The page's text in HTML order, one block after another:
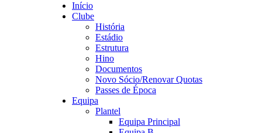
Início
Clube
História
Estádio
Estrutura
Hino
Documentos
Novo Sócio/Renovar Quotas
Passes de Época
Equipa
Plantel
Equipa Principal